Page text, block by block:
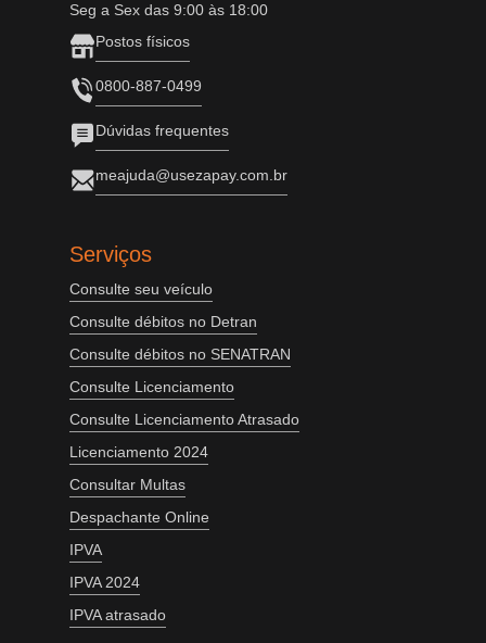
Seg a Sex das 9:00 às 18:00
Postos físicos
0800-887-0499
Dúvidas frequentes
meajuda@usezapay.com.br
Serviços
Consulte seu veículo
Consulte débitos no Detran
Consulte débitos no SENATRAN
Consulte Licenciamento
Consulte Licenciamento Atrasado
Licenciamento 2024
Consultar Multas
Despachante Online
IPVA
IPVA 2024
IPVA atrasado